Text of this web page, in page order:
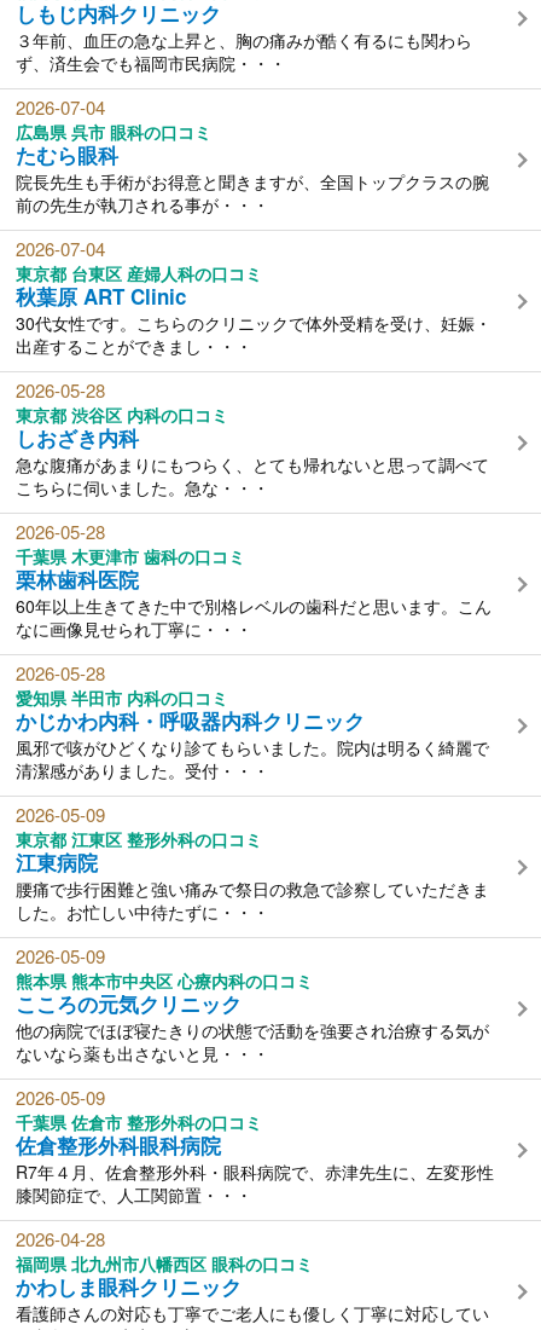
しもじ内科クリニック
３年前、血圧の急な上昇と、胸の痛みが酷く有るにも関わら
ず、済生会でも福岡市民病院・・・
2026-07-04
広島県 呉市 眼科の口コミ
たむら眼科
院長先生も手術がお得意と聞きますが、全国トップクラスの腕
前の先生が執刀される事が・・・
2026-07-04
東京都 台東区 産婦人科の口コミ
秋葉原 ART Clinic
30代女性です。こちらのクリニックで体外受精を受け、妊娠・
出産することができまし・・・
2026-05-28
東京都 渋谷区 内科の口コミ
しおざき内科
急な腹痛があまりにもつらく、とても帰れないと思って調べて
こちらに伺いました。急な・・・
2026-05-28
千葉県 木更津市 歯科の口コミ
栗林歯科医院
60年以上生きてきた中で別格レベルの歯科だと思います。こん
なに画像見せられ丁寧に・・・
2026-05-28
愛知県 半田市 内科の口コミ
かじかわ内科・呼吸器内科クリニック
風邪で咳がひどくなり診てもらいました。院内は明るく綺麗で
清潔感がありました。受付・・・
2026-05-09
東京都 江東区 整形外科の口コミ
江東病院
腰痛で歩行困難と強い痛みで祭日の救急で診察していただきま
した。お忙しい中待たずに・・・
2026-05-09
熊本県 熊本市中央区 心療内科の口コミ
こころの元気クリニック
他の病院でほぼ寝たきりの状態で活動を強要され治療する気が
ないなら薬も出さないと見・・・
2026-05-09
千葉県 佐倉市 整形外科の口コミ
佐倉整形外科眼科病院
R7年４月、佐倉整形外科・眼科病院で、赤津先生に、左変形性
膝関節症で、人工関節置・・・
2026-04-28
福岡県 北九州市八幡西区 眼科の口コミ
かわしま眼科クリニック
看護師さんの対応も丁寧でご老人にも優しく丁寧に対応してい